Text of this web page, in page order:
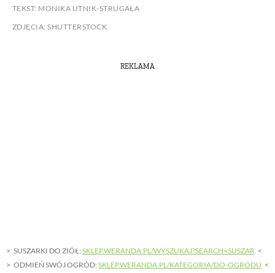
TEKST: MONIKA UTNIK-STRUGAŁA
ZDJĘCIA: SHUTTERSTOCK
REKLAMA
SUSZARKI DO ZIÓŁ: SKLEP.WERANDA.PL/WYSZUKAJ?SEARCH=SUSZAR
ODMIEŃ SWÓJ OGRÓD: SKLEP.WERANDA.PL/KATEGORIA/DO-OGRODU